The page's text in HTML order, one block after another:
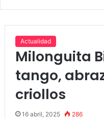
Actualidad
Milonguita
tango,
criollos
16 abril, 2025 286